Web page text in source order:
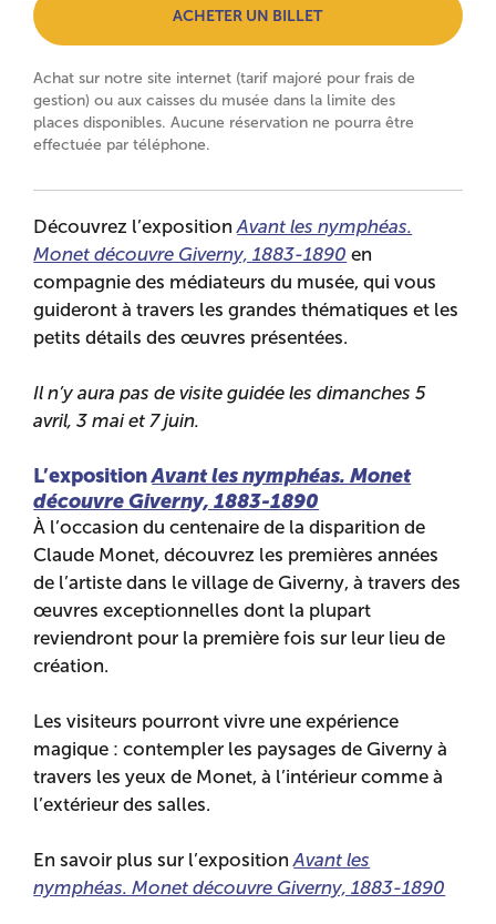
ACHETER UN BILLET
Achat sur notre site internet (tarif majoré pour frais de
gestion) ou aux caisses du musée dans la limite des
places disponibles. Aucune réservation ne pourra être
effectuée par téléphone.
Découvrez l’expositionAvant les nymphéas.
Monet découvre Giverny, 1883-1890 en
compagnie des médiateurs du musée, qui vous
guideront à travers les grandes thématiques et les
petits détails des œuvres présentées.
Il n’y aura pas de visite guidée les dimanches 5
avril, 3 mai et 7 juin.
L’expositionAvant les nymphéas. Monet
découvre Giverny, 1883-1890
À l’occasion du centenaire de la disparition de
Claude Monet, découvrez les premières années
de l’artiste dans le village de Giverny, à travers des
œuvres exceptionnelles dont la plupart
reviendront pour la première fois sur leur lieu de
création.
Les visiteurs pourront vivre une expérience
magique : contempler les paysages de Giverny à
travers les yeux de Monet, à l’intérieur comme à
l’extérieur des salles.
En savoir plus sur l’expositionAvant les
nymphéas. Monet découvre Giverny, 1883-1890